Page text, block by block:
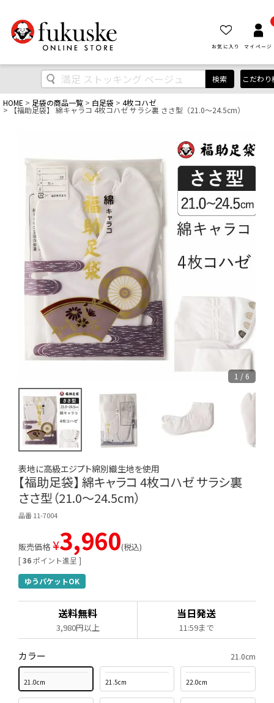
お気に入り マイページ
検索 こだわり
HOME 足袋の商品一覧 白足袋 4枚コハゼ
【福助足袋】 綿キャラコ 4枚コハゼ サラシ裏 ささ型（21.0～24.5cm）
1 / 6
表地に高級エジプト綿別織生地を使用
【福助足袋】 綿キャラコ 4枚コハゼ サラシ裏
ささ型（21.0～24.5cm）
品番 11-7004
[ 36 ポイント進呈 ]
販売価格 ¥3,960 税込
ゆうパケットOK
送料無料
3,980円以上
当日発送
11:59まで
カラー 21.0cm
21.0cm 21.5cm 22.0cm